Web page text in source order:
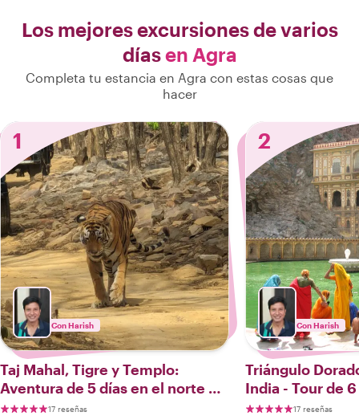
Los mejores excursiones de varios
díasen Agra
Completa tu estancia en Agra con estas cosas que
hacer
1
Con Harish
Taj Mahal, Tigre y Templo:
Aventura de 5 días en el norte de
la India17 reseñas
2
Con Harish
Triángulo
India - Tour de
17 reseñas